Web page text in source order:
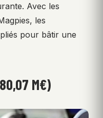
Avec les
les
pour bâtir une
M€)